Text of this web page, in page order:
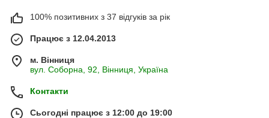
100% позитивних з 37 відгуків за рік
Працює з 12.04.2013
м. Вінниця
вул. Соборна, 92, Вінниця, Україна
Контакти
Сьогодні працює з 12:00 до 19:00